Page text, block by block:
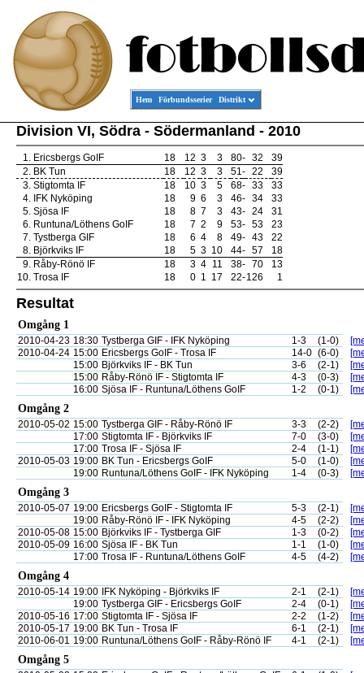
Hem Förbundsserier Distrikt
Division VI, Södra - Södermanland - 2010
1. Ericsbergs GoIF 18 12 3 3 80- 32
39
2. BK Tun 18 12 3 3 51- 22
39
3. Stigtomta IF 18 10 3 5 68- 33
33
4. IFK Nyköping 18 9 6 3 46- 34
33
5. Sjösa IF 18 8 7 3 43- 24
31
6. Runtuna/Löthens GoIF 18 7 2 9 53- 53
23
7. Tystberga GIF 18 6 4 8 49- 43
22
8. Björkviks IF 18 5 3 10 44- 57
18
9. Råby-Rönö IF 18 3 4 11 38- 70
13
10. Trosa IF 18 0 1 17 22-126 1
Resultat
Omgång 1
2010-04-23 18:30 Tystberga GIF - IFK Nyköping 1-3 (1-0)
2010-04-24 15:00 Ericsbergs GoIF - Trosa IF 14-0 (6-0)
15:00 Björkviks IF - BK Tun 3-6 (2-1)
15:00 Råby-Rönö IF - Stigtomta IF 4-3 (0-3)
16:00 Sjösa IF - Runtuna/Löthens GoIF 1-2 (0-1)
Omgång 2
2010-05-02 15:00 Tystberga GIF - Råby-Rönö IF 3-3 (2-2)
17:00 Stigtomta IF - Björkviks IF 7-0 (3-0)
17:00 Trosa IF - Sjösa IF 2-4 (1-1)
2010-05-03 19:00 BK Tun - Ericsbergs GoIF 5-0 (1-0)
19:00 Runtuna/Löthens GoIF - IFK Nyköping 1-4 (0-3)
Omgång 3
2010-05-07 19:00 Ericsbergs GoIF - Stigtomta IF 5-3 (2-1)
19:00 Råby-Rönö IF - IFK Nyköping 4-5 (2-2)
2010-05-08 15:00 Björkviks IF - Tystberga GIF 1-3 (0-2)
2010-05-09 16:00 Sjösa IF - BK Tun 1-1 (1-0)
17:00 Trosa IF - Runtuna/Löthens GoIF 4-5 (4-2)
Omgång 4
2010-05-14 19:00 IFK Nyköping - Björkviks IF 2-1 (2-1)
19:00 Tystberga GIF - Ericsbergs GoIF 2-4 (0-1)
2010-05-16 17:00 Stigtomta IF - Sjösa IF 2-2 (1-2)
2010-05-17 19:00 BK Tun - Trosa IF 6-1 (2-1)
2010-06-01 19:00 Runtuna/Löthens GoIF - Råby-Rönö IF 4-1 (2-1)
Omgång 5